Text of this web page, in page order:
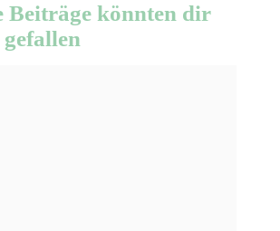
Beiträge könnten dir